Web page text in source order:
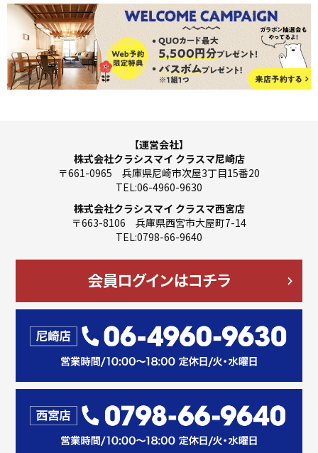
【運営会社】
株式会社クラシスマイ クラスマ尼崎店
〒661-0965 兵庫県尼崎市次屋3丁目15番20
TEL:06-4960-9630
株式会社クラシスマイ クラスマ西宮店
〒663-8106 兵庫県西宮市大屋町7-14
TEL:0798-66-9640